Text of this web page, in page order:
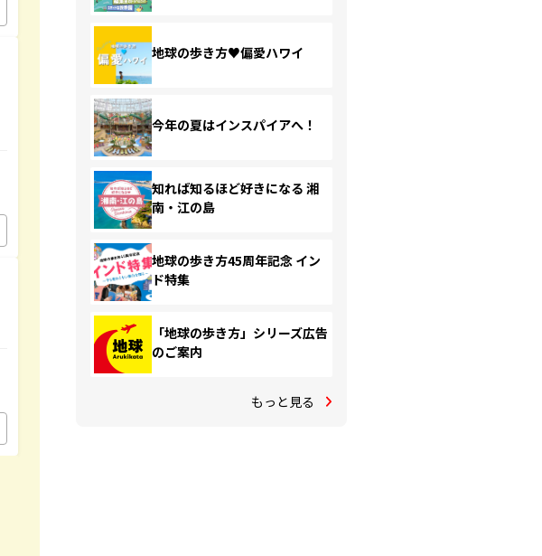
地球の歩き方♥偏愛ハワイ
今年の夏はインスパイアへ！
知れば知るほど好きになる 湘
南・江の島
地球の歩き方45周年記念 イン
ド特集
「地球の歩き方」シリーズ広告
のご案内
もっと見る